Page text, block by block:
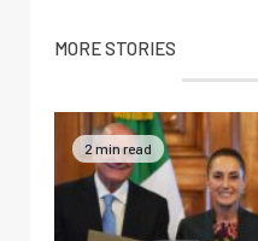
MORE STORIES
2 min read